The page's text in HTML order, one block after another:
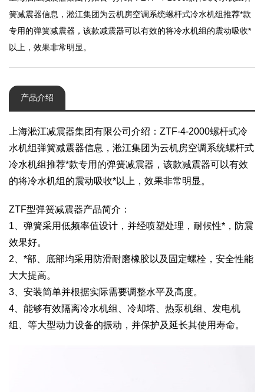
簧减震器信息，淞江集团为云机房空调系统螺杆式冷水机组推荐*款
专用的弹簧减震器，该款减震器可以有效的将冷水机组的震动吸收*
以上，效果非常明显。
产品介绍
上海淞江减震器集团有限公司介绍：ZTF-4-2000螺杆式冷
水机组弹簧减震器信息，淞江集团为云机房空调系统螺杆式
冷水机组推荐*款专用的弹簧减震器，该款减震器可以有效
的将冷水机组的震动吸收*以上，效果非常明显。
ZTF型弹簧减震器产品简介：
1、弹簧采用低频率值设计，并经喷塑处理，耐候性*，防震
效果好。
2、*部、底部均采用防滑耐磨橡胶以及固定螺栓，安全性能
大大提高。
3、安装简单并根据实际需要调整水平及高度。
4、能够有效隔离冷水机组、冷却塔、热泵机组、发电机
组、等大型动力设备的振动，并保护及延长其使用寿命。